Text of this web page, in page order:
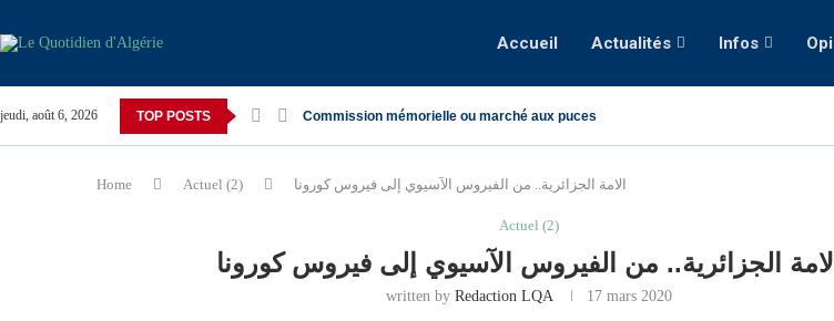
Accueil Actualités Infos
jeudi, août 6, 2026 TOP POSTS Commission mémorielle ou marché aux puces
Home Actuel (2) الامة الجزائرية.. من الفيروس الآسيوي إلى فيروس كورونا
Actuel (2)
الامة الجزائرية.. من الفيروس الآسيوي إلى فيروس كورونا
written by Redaction LQA 17 mars 2020